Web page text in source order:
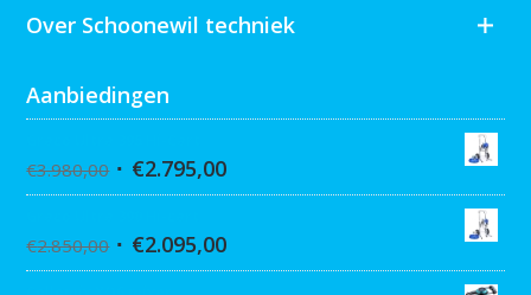
Over Schoonewil techniek
Aanbiedingen
€3.980,00 €2.795,00
€2.850,00 €2.095,00